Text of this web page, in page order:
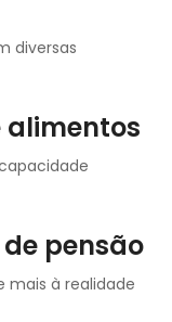
diversas
alimentos
pensão
mais à realidade